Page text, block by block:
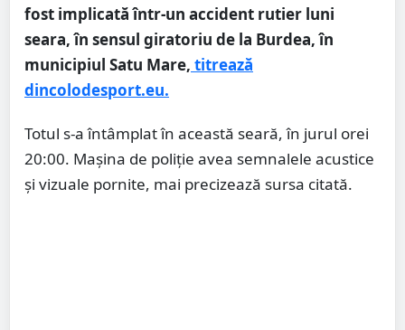
fost implicată într-un accident rutier luni
seara, în sensul giratoriu de la Burdea, în
municipiul Satu Mare, titrează
dincolodesport.eu.
Totul s-a întâmplat în această seară, în jurul orei
20:00. Mașina de poliție avea semnalele acustice
și vizuale pornite, mai precizează sursa citată.